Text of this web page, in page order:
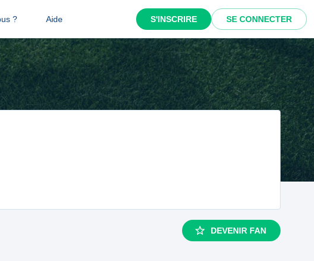
? Aide S'INSCRIRE SE CONNECTER
DEVENIR FAN